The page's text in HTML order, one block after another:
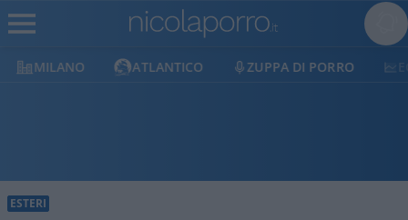
MILANO ATLANTICO ZUPPA DI PORRO
ESTERI